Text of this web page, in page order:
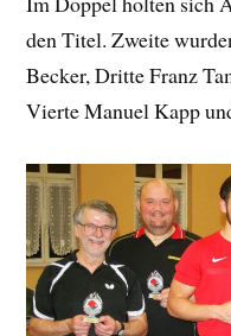
den Titel. Zweite
Becker, Dritte Franz
Vierte Manuel Kapp